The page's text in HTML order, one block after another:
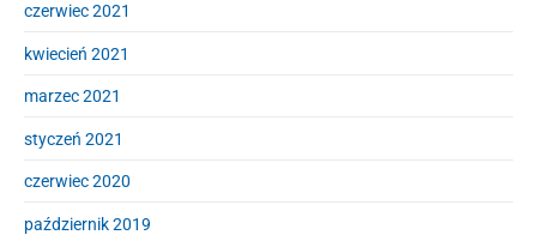
czerwiec 2021
kwiecień 2021
marzec 2021
styczeń 2021
czerwiec 2020
październik 2019